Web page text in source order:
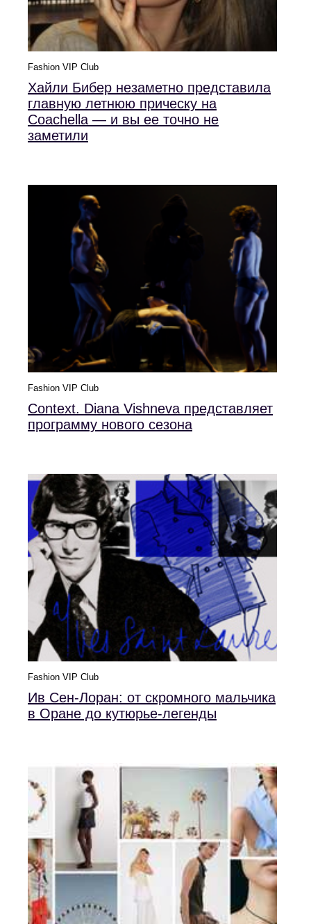
Fashion VIP Club
Хайли Бибер незаметно представила
главную летнюю прическу на
Coachella — и вы ее точно не
заметили
Fashion VIP Club
Context. Diana Vishneva представляет
программу нового сезона
Fashion VIP Club
Ив Сен-Лоран: от скромного мальчика
в Оране до кутюрье‑легенды